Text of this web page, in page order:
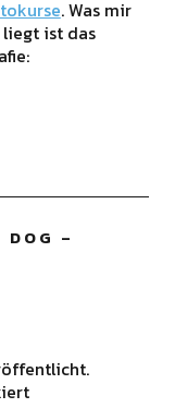
. Was mir
liegt ist das
DOG –